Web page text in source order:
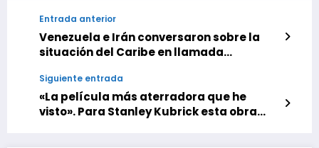
Entrada anterior
Venezuela e Irán conversaron sobre la
situación del Caribe en llamada
Siguiente entrada
«La película más aterradora que he
visto». Para Stanley Kubrick esta obra